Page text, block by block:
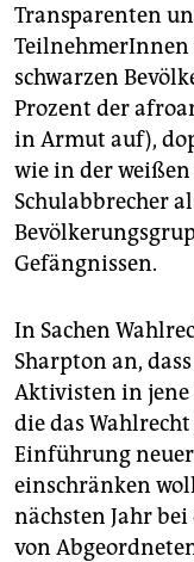
Transparenten
TeilnehmerInnen
schwarzen
Prozent der
in Armut auf),
wie in der
Schulabbrecher
Gefängnissen.
In Sachen
Sharpton an,
Aktivisten in jene
die das
Einführung
einschränken
nächsten Jahr
von